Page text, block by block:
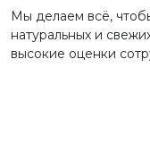
Мы делаем всё,
натуральных и
высокие оценки